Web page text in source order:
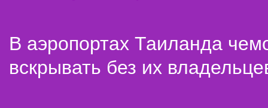
В аэропортах Таиланда
вскрывать без их